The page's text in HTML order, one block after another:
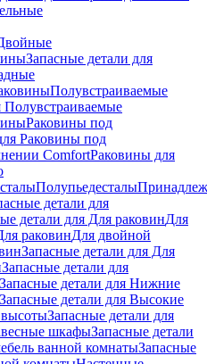
Запасные детали для
Полувстраиваемые
Полувстраиваемые
Раковины под
Раковины под
ComfortPаковины для
Полупьедесталы
детали для
детали для Для раковинДля
раковинДля двойной
Запасные детали для Для
Запасные детали для
Запасные детали для Нижние
Запасные детали для Высокие
Запасные детали для
шкафыЗапасные детали
ванной комнатыЗапасные